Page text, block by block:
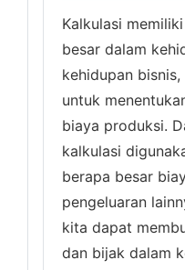
Kalkulasi
besar dalam
kehidupan
untuk
biaya produksi.
kalkulasi
berapa besar
pengeluaran
kita dapat
dan bijak dalam